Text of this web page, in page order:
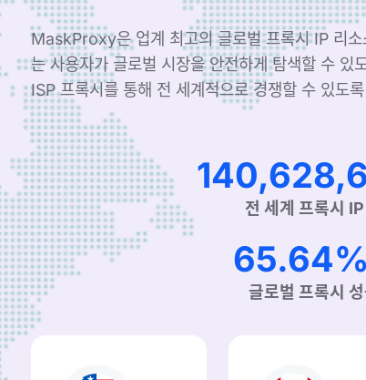
MaskProxy은 업계 최고의 글로벌 프록시 IP 리
는 사용자가 글로벌 시장을 안전하게 탐색할 수 있
ISP 프록시를 통해 전 세계적으로 경쟁할 수 있도
전 세계 프록시
99.90%
글로벌 프록시